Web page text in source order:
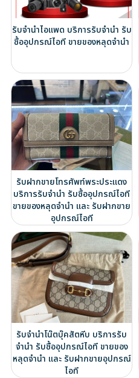
รับจำนำไอแพด บริการรับจำนำ รับ
ซื้ออุปกรณ์ไอที ขายของหลุดจำนำ
รับฝากขายโทรศัพท์พระประแดง
บริการรับจำนำ รับซื้ออุปกรณ์ไอที
ขายของหลุดจำนำ และ รับฝากขาย
อุปกรณ์ไอที
รับจำนำโน๊ตบุ๊คสัตหีบ บริการรับ
จำนำ รับซื้ออุปกรณ์ไอที ขายของ
หลุดจำนำ และ รับฝากขายอุปกรณ์
ไอที